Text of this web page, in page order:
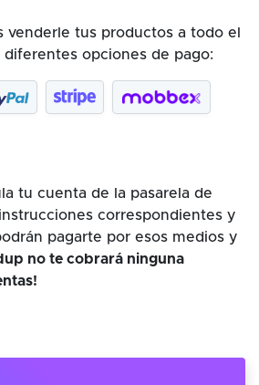
venderle tus productos a todo el
opciones de pago:
tu cuenta de la pasarela de
correspondientes y
pagarte por esos medios y
no te cobrará ninguna